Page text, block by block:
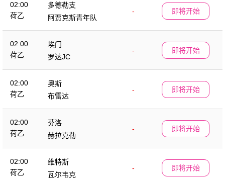
02:00
荷乙
多德勒支
-
阿贾克斯青年队
即将开始
02:00
荷乙
埃门
-
罗达JC
即将开始
02:00
荷乙
奥斯
-
布雷达
即将开始
02:00
荷乙
芬洛
-
赫拉克勒
即将开始
02:00
荷乙
维特斯
-
瓦尔韦克
即将开始